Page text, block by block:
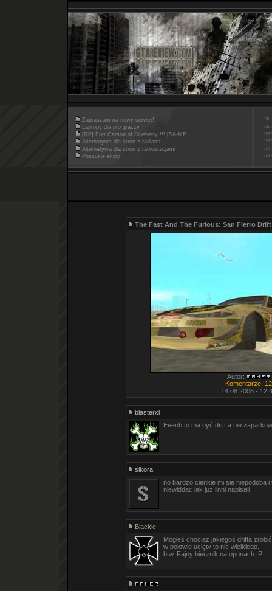
Zapraszam na nowy serwer!
Laptopy dla pro graczy
[RP] Fort Carson of Blueberry !!! [SA-MP...
Alternatywa dla stron z radiami
Alternatywa dla stron z radiostacjami
Poszukje ekipy
The Fast And The Furious: San Fierro Drift
Autor:
Komentarze: 12
14.08.2006 -
blasterxl
Eeech to ma być drift a nie
sikora
no bardzo cienkie mi sie niepodoba
niewiddac jak juz iinni napisali
Blackie
Mogłeś chociaż jakiegoś drifta
w połowie ucięty to nic wielkiego.
btw. Fajny bierznik na oponach :P